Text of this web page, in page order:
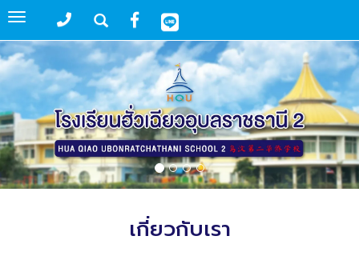
Toggle
navigation
เกี่ยวกับเรา